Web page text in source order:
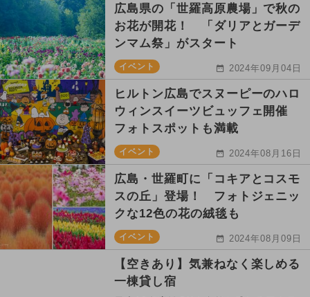
広島県の「世羅高原農場」で秋の
お花が開花！ 「ダリアとガーデ
ンマム祭」がスタート
イベント 2024年09月04日
ヒルトン広島でスヌーピーのハロ
ウィンスイーツビュッフェ開催
フォトスポットも満載
イベント 2024年08月16日
広島・世羅町に「コキアとコスモ
スの丘」登場！ フォトジェニッ
クな12色の花の絨毯も
イベント 2024年08月09日
【空きあり】気兼ねなく楽しめる
一棟貸し宿